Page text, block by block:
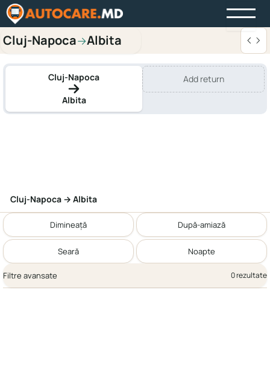
Cluj-Napoca→Albita
Cluj-Napoca
Albita
Add return
Cluj-Napoca → Albita
Dimineață După-amiază
Seară Noapte
Filtre avansate 0 rezultate